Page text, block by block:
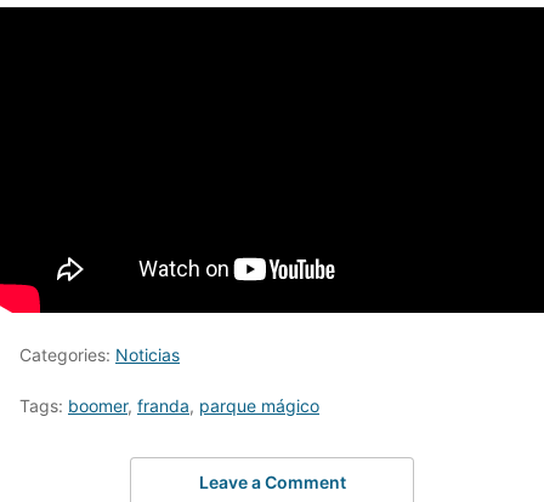
Categories: Noticias
Tags: boomer, franda, parque mágico
Leave a Comment